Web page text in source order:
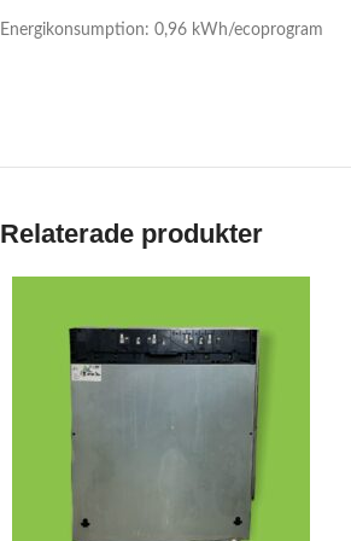
Energikonsumption: 0,96 kWh/ecoprogram
Relaterade produkter